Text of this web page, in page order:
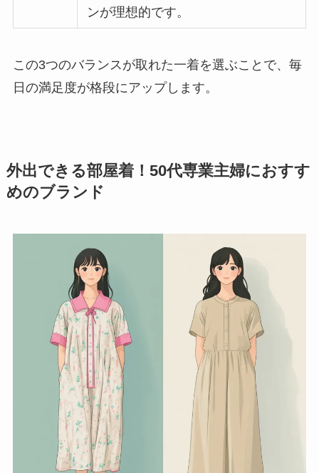
ンが理想的です。
この3つのバランスが取れた一着を選ぶことで、毎
日の満足度が格段にアップします。
外出できる部屋着！50代専業主婦におすす
めのブランド